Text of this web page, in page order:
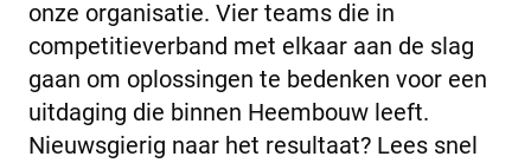
onze organisatie. Vier teams die in
competitieverband met elkaar aan de slag
gaan om oplossingen te bedenken voor een
uitdaging die binnen Heembouw leeft.
Nieuwsgierig naar het resultaat? Lees snel